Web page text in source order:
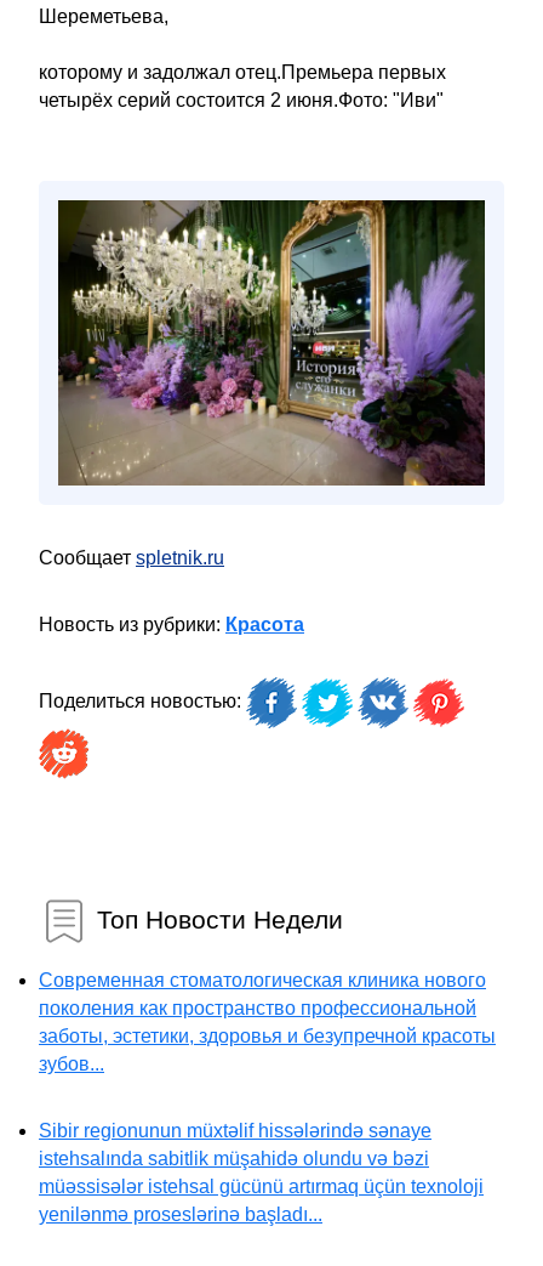
Шереметьева,
которому и задолжал отец.Премьера первых
четырёх серий состоится 2 июня.Фото: "Иви"
Сообщает spletnik.ru
Новость из рубрики: Красота
Поделиться новостью:
Топ Новости Недели
Современная стоматологическая клиника нового
поколения как пространство профессиональной
заботы, эстетики, здоровья и безупречной красоты
зубов...
Sibir regionunun müxtəlif hissələrində sənaye
istehsalında sabitlik müşahidə olundu və bəzi
müəssisələr istehsal gücünü artırmaq üçün texnoloji
yenilənmə proseslərinə başladı...